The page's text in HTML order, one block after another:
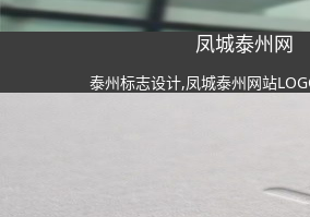
凤城泰州网
泰州标志设计,凤城泰州网站